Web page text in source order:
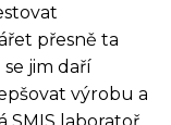
přesně ta
jim daří
výrobu a
SMIS laboratoř